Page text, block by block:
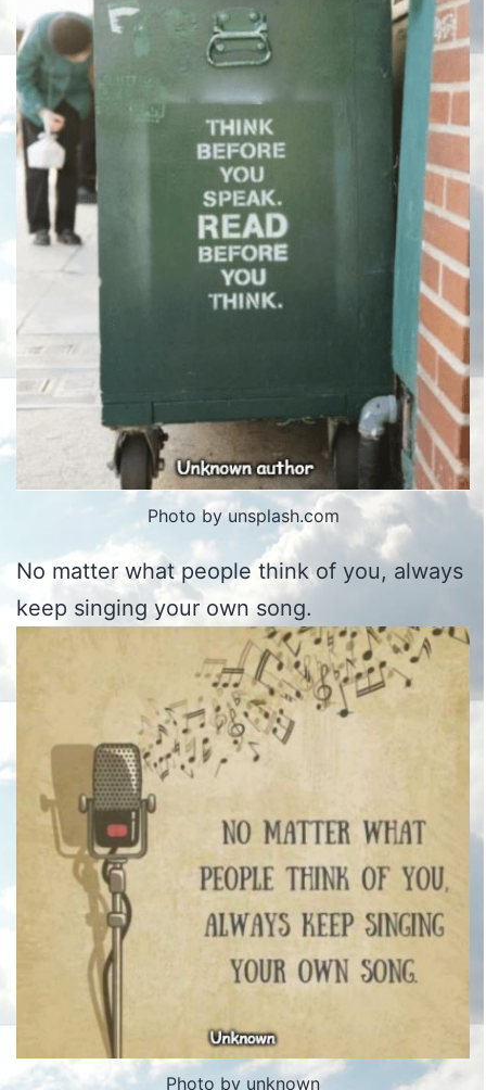
Photo by unsplash.com
No matter what people think of you, always
keep singing your own song.
Photo by unknown